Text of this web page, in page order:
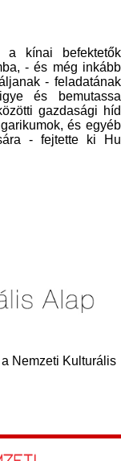
kínai befektetők
- és még inkább
- feladatának
és bemutassa
gazdasági híd
és egyéb
- fejtette ki Hu
Nemzeti Kulturális